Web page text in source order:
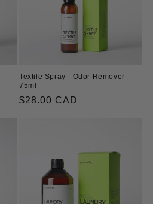
Textile Spray - Odor Remover
75ml
Ordinarie
$28.00 CAD